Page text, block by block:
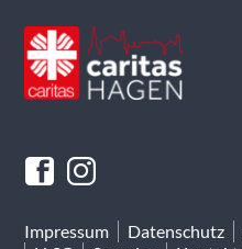
Impressum Datenschutz